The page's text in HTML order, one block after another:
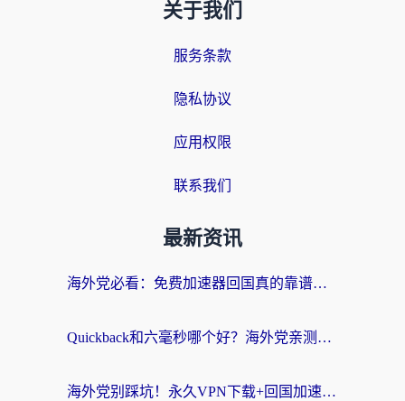
关于我们
服务条款
隐私协议
应用权限
联系我们
最新资讯
海外党必看：免费加速器回国真的靠谱吗？3步教你选到好用的归雁替代
Quickback和六毫秒哪个好？海外党亲测：选对回国加速器，无缝刷剧办公不再愁
海外党别踩坑！永久VPN下载+回国加速器选择指南，无缝刷国内剧游戏支付